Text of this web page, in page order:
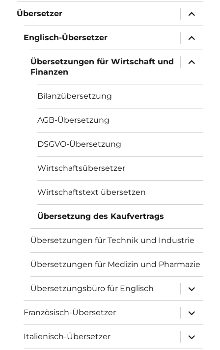
Übersetzer
öffnen
Englisch-Übersetzer
öffnen
Übersetzungen für Wirtschaft und
Finanzen
öffnen
Bilanzübersetzung
AGB-Übersetzung
DSGVO-Übersetzung
Wirtschaftsübersetzer
Wirtschaftstext übersetzen
Übersetzung des Kaufvertrags
Übersetzungen für Technik und Industrie
Übersetzungen für Medizin und Pharmazie
Übersetzungsbüro für Englisch
öffnen
Französisch-Übersetzer
öffnen
Italienisch-Übersetzer
öffnen